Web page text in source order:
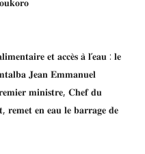
𝐞𝐭 𝐚𝐜𝐜𝐞̀𝐬 𝐚̀ 𝐥’𝐞𝐚𝐮 : 𝐥𝐞
𝐉𝐞𝐚𝐧 𝐄𝐦𝐦𝐚𝐧𝐮𝐞𝐥
𝐦𝐢𝐧𝐢𝐬𝐭𝐫𝐞, 𝐂𝐡𝐞𝐟 𝐝𝐮
𝐫𝐞𝐦𝐞𝐭 𝐞𝐧 𝐞𝐚𝐮 𝐥𝐞 𝐛𝐚𝐫𝐫𝐚𝐠𝐞 𝐝𝐞